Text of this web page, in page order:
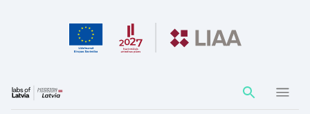
Darbības
elementi